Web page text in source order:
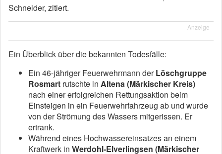
Schneider, zitiert.
Anzeige
Ein Überblick über die bekannten Todesfälle:
Ein 46-jähriger Feuerwehrmann derLöschgruppe
Rosmart rutschte in Altena (Märkischer Kreis)
nach einer erfolgreichen Rettungsaktion beim
Einsteigen in ein Feuerwehrfahrzeug ab und wurde
von der Strömung des Wassers mitgerissen. Er
ertrank.
Während eines Hochwassereinsatzes an einem
Kraftwerk in Werdohl-Elverlingsen (Märkischer